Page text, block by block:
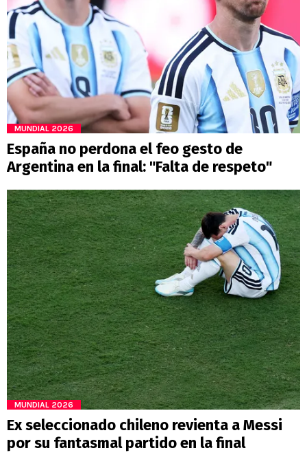
MUNDIAL 2026
España no perdona el feo gesto de
Argentina en la final: "Falta de respeto"
MUNDIAL 2026
Ex seleccionado chileno revienta a Messi
por su fantasmal partido en la final